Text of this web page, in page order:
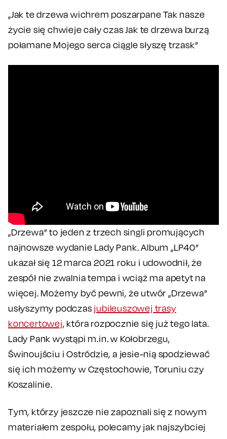
„Jak te drzewa wichrem poszarpane Tak nasze
życie się chwieje cały czas Jak te drzewa burzą
połamane Mojego serca ciągle słyszę trzask”
„Drzewa” to jeden z trzech singli promujących
najnowsze wydanie Lady Pank. Album „LP40”
ukazał się 12 marca 2021 roku i udowodnił, że
zespół nie zwalnia tempa i wciąż ma apetyt na
więcej. Możemy być pewni, że utwór „Drzewa”
usłyszymy podczas jubileuszowej trasy
koncertowej, która rozpocznie się już tego lata.
Lady Pank wystąpi m.in. w Kołobrzegu,
Świnoujściu i Ostródzie, a jesie-nią spodziewać
się ich możemy w Częstochowie, Toruniu czy
Koszalinie.
Tym, którzy jeszcze nie zapoznali się z nowym
materiałem zespołu, polecamy jak najszybciej